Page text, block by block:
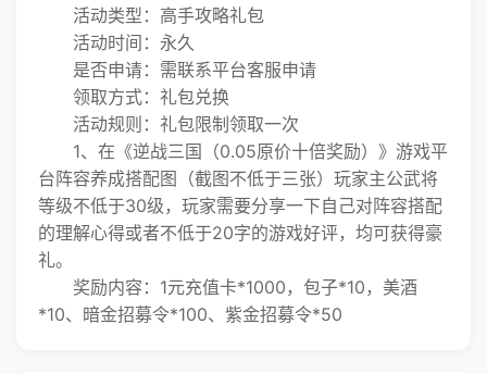
活动类型：高手攻略礼包
活动时间：永久
是否申请：需联系平台客服申请
领取方式：礼包兑换
活动规则：礼包限制领取一次
1、在《逆战三国（0.05原价十倍奖励）》游戏平
台阵容养成搭配图（截图不低于三张）玩家主公武将
等级不低于30级，玩家需要分享一下自己对阵容搭配
的理解心得或者不低于20字的游戏好评，均可获得豪
礼。
奖励内容：1元充值卡*1000，包子*10，美酒
*10、暗金招募令*100、紫金招募令*50